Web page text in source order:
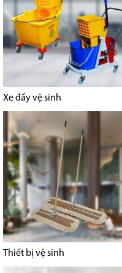
Xe đẩy vệ sinh
Thiết bị vệ sinh